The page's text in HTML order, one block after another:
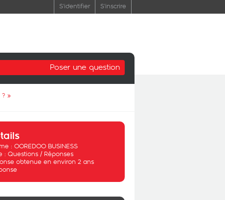
S'identifier S'inscrire
Poser une question
»
: OOREDOO BUSINESS
: Questions / Réponses
obtenue en environ 2 ans